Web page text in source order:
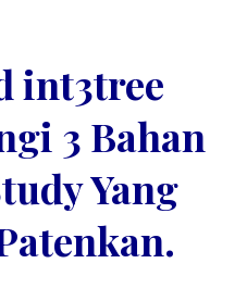
int3tree
3 Bahan
Yang